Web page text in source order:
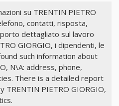
su TRENTIN PIETRO
contatti, risposta,
dettagliato sul lavoro
GIORGIO, i dipendenti, le
such information about
N\A: address, phone,
There is a detailed report
TRENTIN PIETRO GIORGIO,